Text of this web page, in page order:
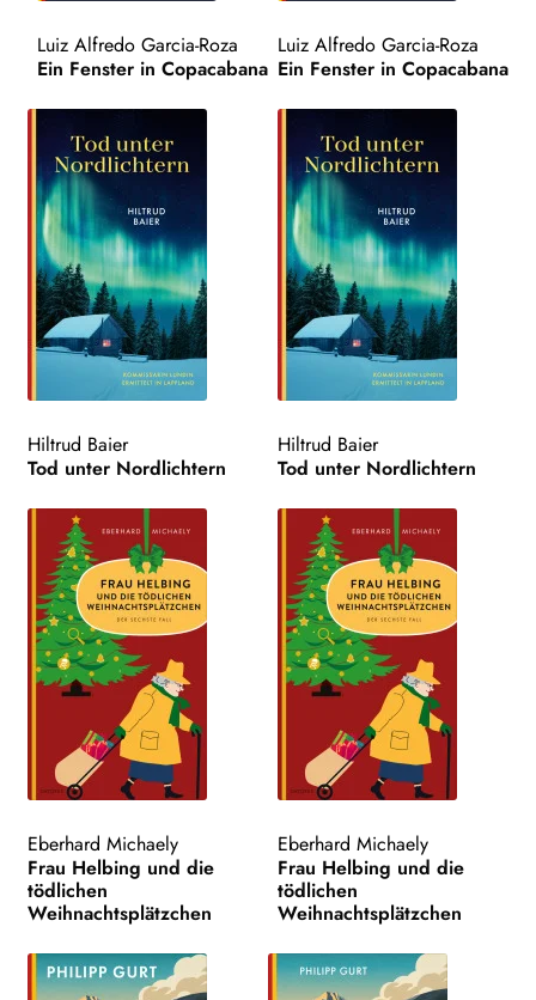
Search:
Luiz Alfredo Garcia-Roza
Ein Fenster in Copacabana
Luiz Alfredo Garcia-Roza
Ein Fenster in Copacabana
Hiltrud Baier
Tod unter Nordlichtern
Hiltrud Baier
Tod unter Nordlichtern
Eberhard Michaely
Frau Helbing und die
tödlichen
Weihnachtsplätzchen
Eberhard Michaely
Frau Helbing und die
tödlichen
Weihnachtsplätzchen